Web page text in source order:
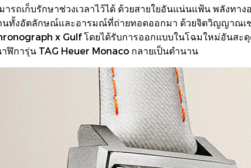
ารถเก็บรักษาช่วงเวลาไว้ได้ ด้วยสายใยอันแน่นแฟ้น พลังท
ทั้งอัตลักษณ์และอารมณ์ที่ถ่ายทอดออกมา ด้วยจิตวิญญาณ
x Gulf โดยได้รับการออกแบบในโฉมใหม่อันส
การุ่น TAG Heuer Monaco กลายเป็นตำนาน